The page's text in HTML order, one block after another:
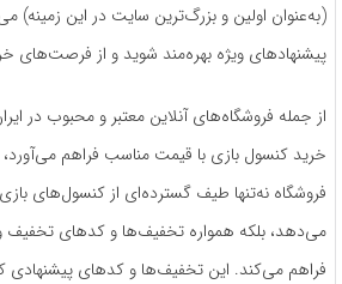
(به‌عنوان اولین و بزرگ‌ترین سایت در این زمینه)
پیشنهادهای ویژه بهره‌مند شوید و از فرصت‌های
از جمله فروشگاه‌های آنلاین معتبر و محبوب در
خرید کنسول بازی با قیمت مناسب فراهم می‌آورد،
فروشگاه نه‌تنها طیف گسترده‌ای از کنسول‌های بازی
می‌دهد، بلکه همواره تخفیف‌ها و کدهای تخفیف
فراهم می‌کند. این تخفیف‌ها و کدهای پیشنهادی